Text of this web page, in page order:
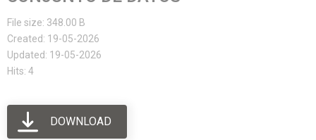
File size: 348.00 B
Created: 19-05-2026
Updated: 19-05-2026
Hits: 4
DOWNLOAD